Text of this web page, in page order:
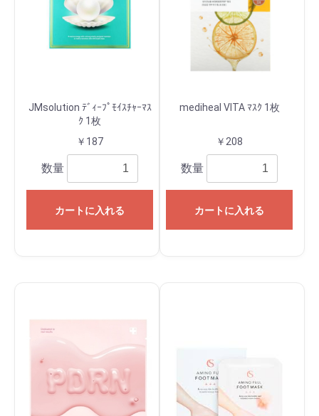
JMsolution ﾃﾞｨｰﾌﾟﾓｲｽﾁｬｰﾏｽ
ｸ 1枚
￥187
数量
カートに入れる
mediheal VITA ﾏｽｸ 1枚
￥208
数量
カートに入れる